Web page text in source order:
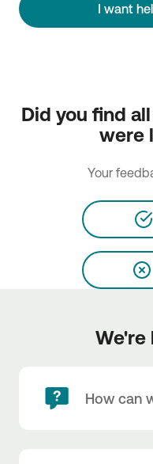
I want
Did you find
were
Your
We're
How can